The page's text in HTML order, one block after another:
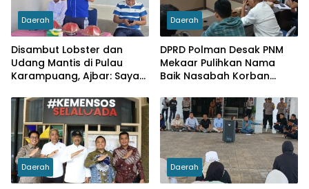
Daerah
Disambut Lobster dan
Udang Mantis di Pulau
Karampuang, Ajbar: Saya
Pemilu, tapi Menunaikan
Tanggung Jawab Moral
Daerah
DPRD Polman Desak PNM
Mekaar Pulihkan Nama
Baik Nasabah Korban
Daerah Daerah